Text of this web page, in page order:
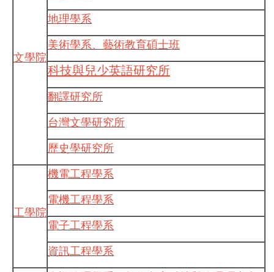
文學院
地理學系
美術學系、藝術教育碩士班
科技與兒少英語研究所
翻譯研究所
台灣文學研究所
歷史學研究所
工學院
機電工程學系
電機工程學系
電子工程學系
資訊工程學系